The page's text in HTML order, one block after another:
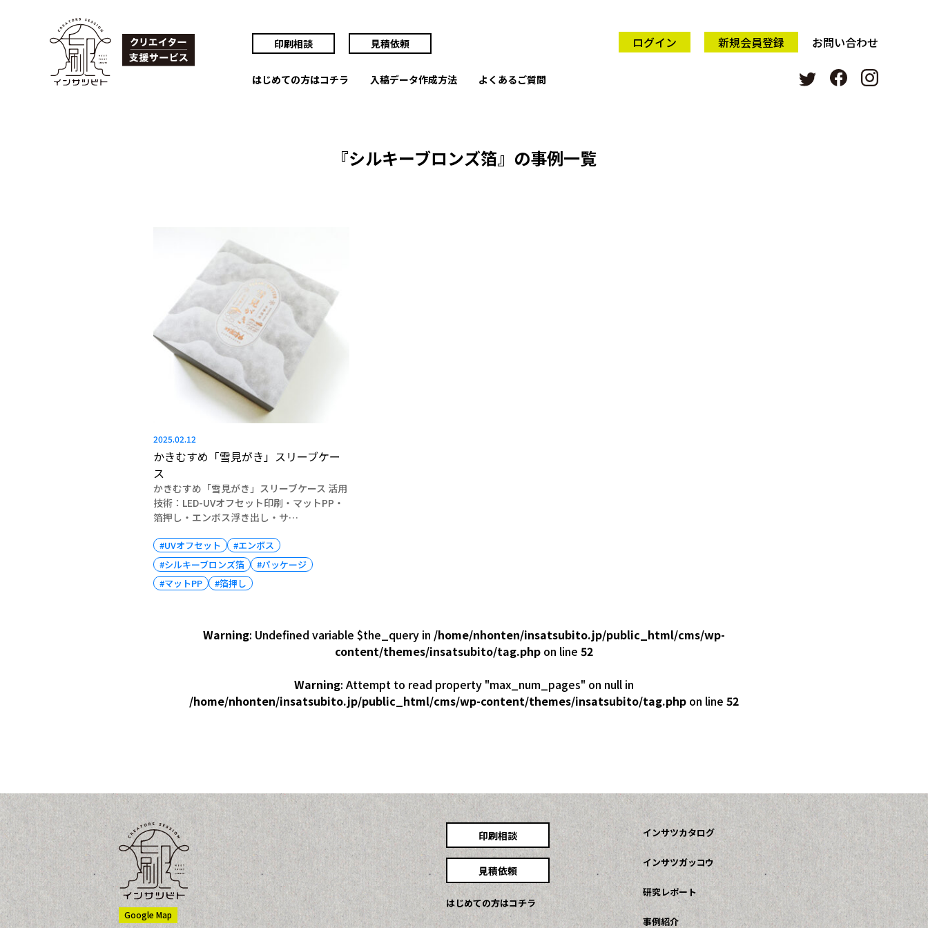
印刷相談 見積依頼 ログイン 新規会員登録 お問い合わせ
はじめての方はコチラ 入稿データ作成方法 よくあるご質問
『シルキーブロンズ箔』の事例一覧
2025.02.12
かきむすめ「雪見がき」スリーブケー
ス
かきむすめ「雪見がき」スリーブケース 活用
技術：LED-UVオフセット印刷・マットPP・
箔押し・エンボス浮き出し・サ…
#UVオフセット
#エンボス
#シルキーブロンズ箔
#パッケージ
#マットPP
#箔押し
Warning: Undefined variable $the_query in /home/nhonten/insatsubito.jp/public_html/cms/wp-
content/themes/insatsubito/tag.php on line 52
Warning: Attempt to read property "max_num_pages" on null in
/home/nhonten/insatsubito.jp/public_html/cms/wp-content/themes/insatsubito/tag.php on line 52
Google Map
印刷相談
見積依頼
はじめての方はコチラ
インサツカタログ
インサツガッコウ
研究レポート
事例紹介